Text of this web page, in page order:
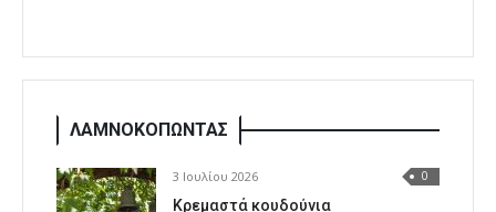
ΛΑΜΝΟΚΟΠΩΝΤΑΣ
3 Ιουλίου 2026 0
Κρεμαστά κουδούνια